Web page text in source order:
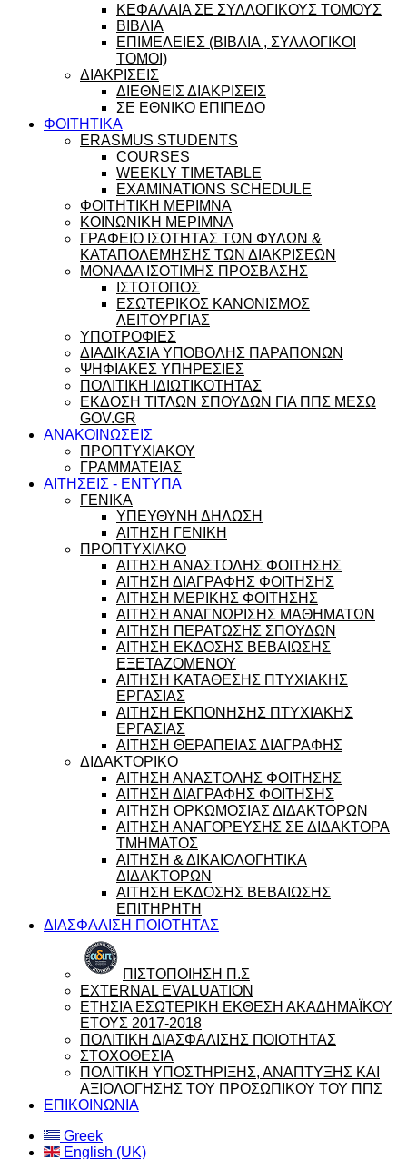
ΚΕΦΑΛΑΙΑ ΣΕ ΣΥΛΛΟΓΙΚΟΥΣ ΤΟΜΟΥΣ
ΒΙΒΛΙΑ
ΕΠΙΜΕΛΕΙΕΣ (ΒΙΒΛΙΑ , ΣΥΛΛΟΓΙΚΟΙ
ΤΟΜΟΙ)
ΔΙΑΚΡΙΣΕΙΣ
ΔΙΕΘΝΕΙΣ ΔΙΑΚΡΙΣΕΙΣ
ΣΕ ΕΘΝΙΚΟ ΕΠΙΠΕΔΟ
ΦΟΙΤΗΤΙΚΑ
ERASMUS STUDENTS
COURSES
WEEKLY TIMETABLE
EXAMINATIONS SCHEDULE
ΦΟΙΤΗΤΙΚΗ ΜΕΡΙΜΝΑ
ΚΟΙΝΩΝΙΚΗ ΜΕΡΙΜΝΑ
ΓΡΑΦΕΙΟ ΙΣΟΤΗΤΑΣ ΤΩΝ ΦΥΛΩΝ &
ΚΑΤΑΠΟΛΕΜΗΣΗΣ ΤΩΝ ΔΙΑΚΡΙΣΕΩΝ
ΜΟΝΑΔΑ ΙΣΟΤΙΜΗΣ ΠΡΟΣΒΑΣΗΣ
ΙΣΤΟΤΟΠΟΣ
ΕΣΩΤΕΡΙΚΟΣ ΚΑΝΟΝΙΣΜΟΣ
ΛΕΙΤΟΥΡΓΙΑΣ
ΥΠΟΤΡΟΦΙΕΣ
ΔΙΑΔΙΚΑΣΙΑ ΥΠΟΒΟΛΗΣ ΠΑΡΑΠΟΝΩΝ
ΨΗΦΙΑΚΕΣ ΥΠΗΡΕΣΙΕΣ
ΠΟΛΙΤΙΚΗ ΙΔΙΩΤΙΚΟΤΗΤΑΣ
ΕΚΔΟΣΗ ΤΙΤΛΩΝ ΣΠΟΥΔΩΝ ΓΙΑ ΠΠΣ ΜΕΣΩ
GOV.GR
ΑΝΑΚΟΙΝΩΣΕΙΣ
ΠΡΟΠΤΥΧΙΑΚΟΥ
ΓΡΑΜΜΑΤΕΙΑΣ
ΑΙΤΗΣΕΙΣ - ΕΝΤΥΠΑ
ΓΕΝΙΚΑ
ΥΠΕΥΘΥΝΗ ΔΗΛΩΣΗ
ΑΙΤΗΣΗ ΓΕΝΙΚΗ
ΠΡΟΠΤΥΧΙΑΚΟ
ΑΙΤΗΣΗ ΑΝΑΣΤΟΛΗΣ ΦΟΙΤΗΣΗΣ
ΑΙΤΗΣΗ ΔΙΑΓΡΑΦΗΣ ΦΟΙΤΗΣΗΣ
ΑΙΤΗΣΗ ΜΕΡΙΚΗΣ ΦΟΙΤΗΣΗΣ
ΑΙΤΗΣΗ ΑΝΑΓΝΩΡΙΣΗΣ ΜΑΘΗΜΑΤΩΝ
ΑΙΤΗΣΗ ΠΕΡΑΤΩΣΗΣ ΣΠΟΥΔΩΝ
ΑΙΤΗΣΗ ΕΚΔΟΣΗΣ ΒΕΒΑΙΩΣΗΣ
ΕΞΕΤΑΖΟΜΕΝΟΥ
ΑΙΤΗΣΗ ΚΑΤΑΘΕΣΗΣ ΠΤΥΧΙΑΚΗΣ
ΕΡΓΑΣΙΑΣ
ΑΙΤΗΣΗ ΕΚΠΟΝΗΣΗΣ ΠΤΥΧΙΑΚΗΣ
ΕΡΓΑΣΙΑΣ
ΑΙΤΗΣΗ ΘΕΡΑΠΕΙΑΣ ΔΙΑΓΡΑΦΗΣ
ΔΙΔΑΚΤΟΡΙΚΟ
ΑΙΤΗΣΗ ΑΝΑΣΤΟΛΗΣ ΦΟΙΤΗΣΗΣ
ΑΙΤΗΣΗ ΔΙΑΓΡΑΦΗΣ ΦΟΙΤΗΣΗΣ
ΑΙΤΗΣΗ ΟΡΚΩΜΟΣΙΑΣ ΔΙΔΑΚΤΟΡΩΝ
ΑΙΤΗΣΗ ΑΝΑΓΟΡΕΥΣΗΣ ΣΕ ΔΙΔΑΚΤΟΡΑ
ΤΜΗΜΑΤΟΣ
ΑΙΤΗΣΗ & ΔΙΚΑΙΟΛΟΓΗΤΙΚΑ
ΔΙΔΑΚΤΟΡΩΝ
ΑΙΤΗΣΗ ΕΚΔΟΣΗΣ ΒΕΒΑΙΩΣΗΣ
ΕΠΙΤΗΡΗΤΗ
ΔΙΑΣΦΑΛΙΣΗ ΠΟΙΟΤΗΤΑΣ
ΠΙΣΤΟΠΟΙΗΣΗ Π.Σ
EXTERNAL EVALUATION
ΕΤΗΣΙΑ ΕΣΩΤΕΡΙΚΗ ΕΚΘΕΣΗ ΑΚΑΔΗΜΑΪΚΟΥ
ΕΤΟΥΣ 2017-2018
ΠΟΛΙΤΙΚΗ ΔΙΑΣΦΑΛΙΣΗΣ ΠΟΙΟΤΗΤΑΣ
ΣΤΟΧΟΘΕΣΙΑ
ΠΟΛΙΤΙΚΗ ΥΠΟΣΤΗΡΙΞΗΣ, ΑΝΑΠΤΥΞΗΣ ΚΑΙ
ΑΞΙΟΛΟΓΗΣΗΣ ΤΟΥ ΠΡΟΣΩΠΙΚΟΥ ΤΟΥ ΠΠΣ
ΕΠΙΚΟΙΝΩΝΙΑ
Greek
English (UK)